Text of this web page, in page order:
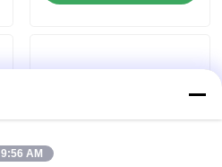
9:56 AM